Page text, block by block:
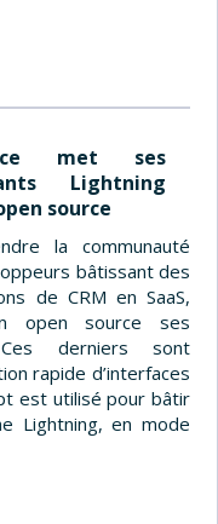
met ses
Lightning
source
la communauté
bâtissant des
de CRM en SaaS,
open source ses
derniers sont
rapide d’interfaces
est utilisé pour bâtir
Lightning, en mode